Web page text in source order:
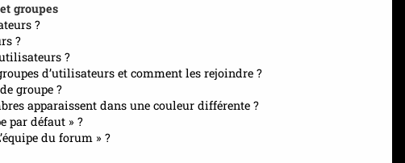
groupes
?
?
?
d’utilisateurs et comment les rejoindre ?
groupe ?
apparaissent dans une couleur différente ?
par défaut » ?
du forum » ?